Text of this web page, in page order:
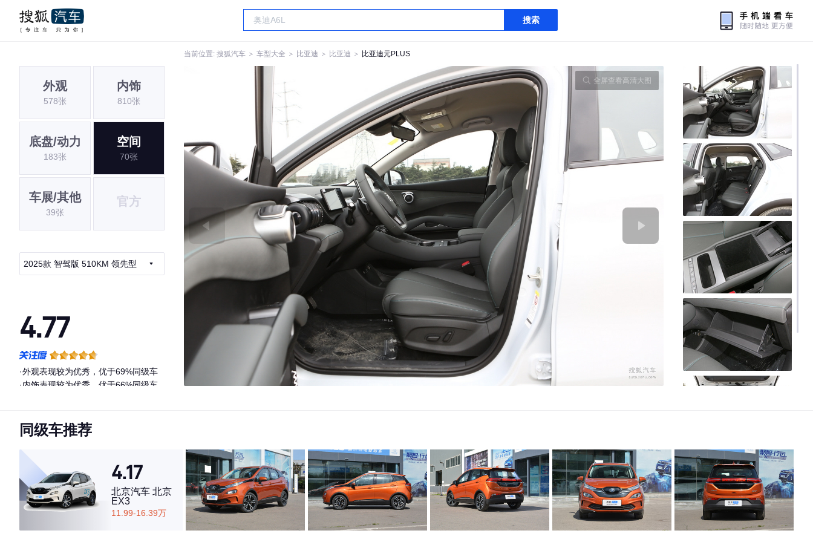
搜索
当前位置: 搜狐汽车 ＞ 车型大全 ＞ 比亚迪 ＞ 比亚迪 ＞ 比亚迪元PLUS
外观
578张
内饰
810张
底盘/动力
183张
空间
70张
车展/其他
39张
官方
2025款 智驾版 510KM 领先型
4.77
·外观表现较为优秀，优于69%同级车
·内饰表现较为优秀，优于66%同级车
全屏查看高清大图
同级车推荐
4.17
北京汽车 北京
EX3
11.99-16.39万